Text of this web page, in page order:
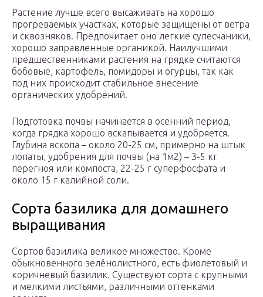
Растение лучше всего высаживать на хорошо
прогреваемых участках, которые защищены от ветра
и сквозняков. Предпочитает оно легкие супесчаники,
хорошо заправленные органикой. Наилучшими
предшественниками растения на грядке считаются
бобовые, картофель, помидоры и огурцы, так как
под них происходит стабильное внесение
органических удобрений.
Подготовка почвы начинается в осенний период,
когда грядка хорошо вскапывается и удобряется.
Глубина вскопа – около 20-25 см, примерно на штык
лопаты, удобрения для почвы (на 1м2) – 3-5 кг
перегноя или компоста, 22-25 г суперфосфата и
около 15 г калийной соли.
Сорта базилика для домашнего
выращивания
Сортов базилика великое множество. Кроме
обыкновенного зелёнолистного, есть фиолетовый и
коричневый базилик. Существуют сорта с крупными
и мелкими листьями, различными оттенками